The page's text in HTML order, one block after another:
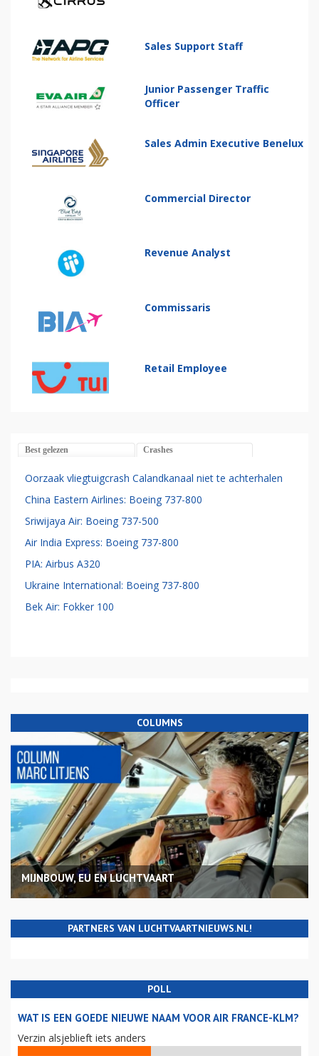
Sales Support Staff
Junior Passenger Traffic
Officer
Sales Admin Executive Benelux
Commercial Director
Revenue Analyst
Commissaris
Retail Employee
Best gelezen Crashes
Oorzaak vliegtuigcrash Calandkanaal niet te achterhalen
China Eastern Airlines: Boeing 737-800
Sriwijaya Air: Boeing 737-500
Air India Express: Boeing 737-800
PIA: Airbus A320
Ukraine International: Boeing 737-800
Bek Air: Fokker 100
COLUMNS
MIJNBOUW, EU EN LUCHTVAART
PARTNERS VAN LUCHTVAARTNIEUWS.NL!
POLL
WAT IS EEN GOEDE NIEUWE NAAM VOOR AIR FRANCE-KLM?
Verzin alsjeblieft iets anders